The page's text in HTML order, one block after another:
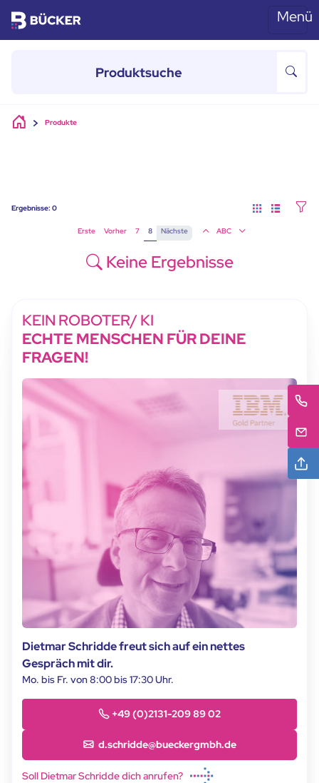
Skip to main content Menü
Produkte
Ergebnisse: 0
Erste Vorher 7 8 Nächste ABC
Keine Ergebnisse
KEIN ROBOTER/ KI
ECHTE MENSCHEN FÜR DEINE
FRAGEN!
Dietmar Schridde freut sich auf ein nettes
Gespräch mit dir.
Mo. bis Fr. von 8:00 bis 17:30 Uhr.
+49 (0)2131-209 89 02
d.schridde@bueckergmbh.de
Soll Dietmar Schridde dich anrufen?